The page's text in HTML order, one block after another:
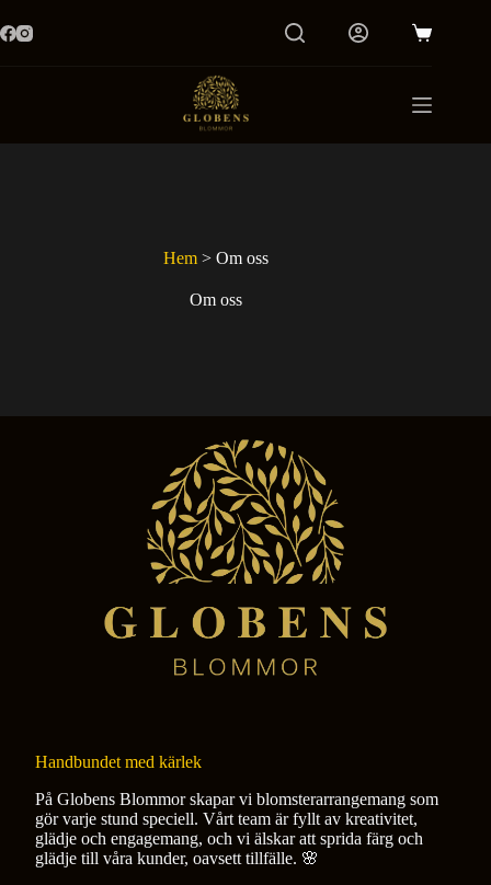
till
innehåll
Varukorg
Hem >Om oss
Om oss
Handbundet med kärlek
På Globens Blommor skapar vi blomsterarrangemang som
gör varje stund speciell. Vårt team är fyllt av kreativitet,
glädje och engagemang, och vi älskar att sprida färg och
glädje till våra kunder, oavsett tillfälle. 🌸